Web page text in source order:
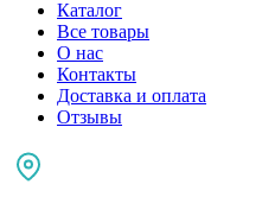
Каталог
Все товары
О нас
Контакты
Доставка и оплата
Отзывы